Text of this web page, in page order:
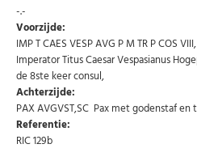
U kunt zich op elk moment weer
-.-
Voorzijde:
IMP T CAES VESP AVG P M TR P COS
Imperator Titus Caesar Vespasianus
de 8ste keer consul,
Achterzijde:
PAX AVGVST,SC Pax met godenstaf en
Referentie:
RIC 129b